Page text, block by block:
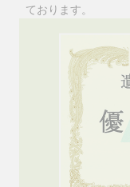
ております。